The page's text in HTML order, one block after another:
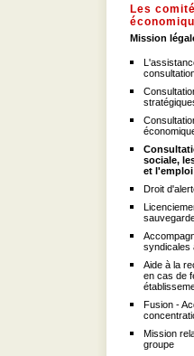
Les
Mission
sociale,
et l'emploi
Droit
syndicales
Aide à la
en cas de
Fusion -
Mission
groupe